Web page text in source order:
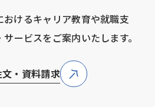
けるキャリア教育や就職支
ービスをご案内いたします。
文・資料請求